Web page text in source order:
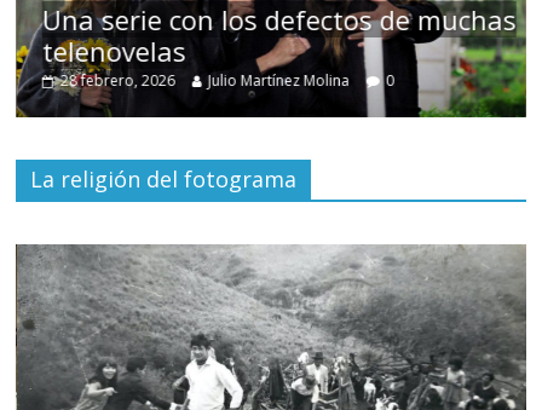
Una serie con los defectos de muchas
telenovelas
28 febrero, 2026 Julio Martínez Molina 0
La religión del fotograma